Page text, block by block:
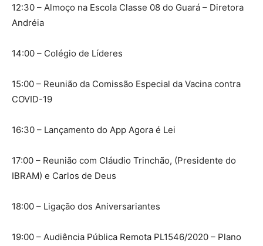
12:30 – Almoço na Escola Classe 08 do Guará – Diretora
Andréia
14:00 – Colégio de Líderes
15:00 – Reunião da Comissão Especial da Vacina contra
COVID-19
16:30 – Lançamento do App Agora é Lei
17:00 – Reunião com Cláudio Trinchão, (Presidente do
IBRAM) e Carlos de Deus
18:00 – Ligação dos Aniversariantes
19:00 – Audiência Pública Remota PL1546/2020 – Plano